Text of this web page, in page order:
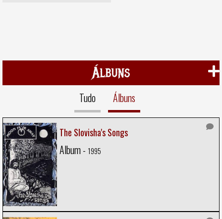
Álbuns
Tudo Álbuns
The Slovisha's Songs
Album - 1995